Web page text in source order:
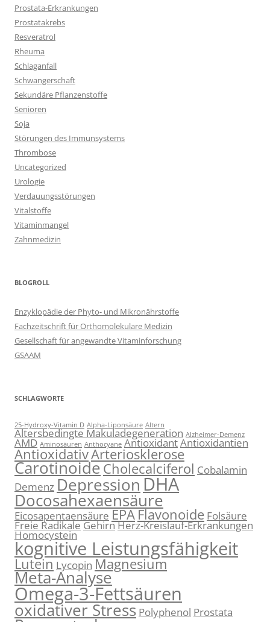
Prostata-Erkrankungen
Prostatakrebs
Resveratrol
Rheuma
Schlaganfall
Schwangerschaft
Sekundäre Pflanzenstoffe
Senioren
Soja
Störungen des Immunsystems
Thrombose
Uncategorized
Urologie
Verdauungsstörungen
Vitalstoffe
Vitaminmangel
Zahnmedizin
BLOGROLL
Enzyklopädie der Phyto- und Mikronährstoffe
Fachzeitschrift für Orthomolekulare Medizin
Gesellschaft für angewandte Vitaminforschung
GSAAM
SCHLAGWORTE
25-Hydroxy-Vitamin D Alpha-Liponsäure Altern
Altersbedingte Makuladegeneration Alzheimer-Demenz
AMD Aminosäuren Anthocyane AntioxidantAntioxidantien
AntioxidativArteriosklerose
CarotinoideCholecalciferol Cobalamin
Demenz DepressionDHA
Docosahexaensäure
Eicosapentaensäure EPAFlavonoide Folsäure
Freie RadikaleGehirnHerz-Kreislauf-Erkrankungen
Homocystein
kognitive Leistungsfähigkeit
Lutein Lycopin Magnesium
Meta-Analyse
Omega-3-Fettsäuren
oxidativer Stress Polyphenol Prostata